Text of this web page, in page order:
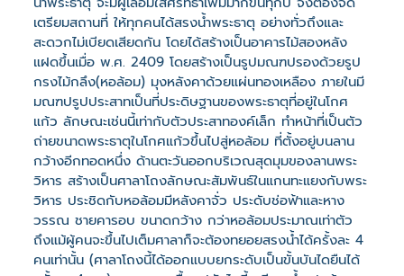
เตรียมสถานที่ ให้ทุกคนได้สรงน้ำพระธาตุ อย่างทั่วถึงและ
สะดวกไม่เบียดเสียดกัน โดยได้สร้างเป็นอาคารไม้สองหลัง
แฝดขึ้นเมื่อ พ.ศ. 2409 โดยสร้างเป็นรูปมณฑปรองด้วยรูป
กรงไม้กลึง(หอล้อม) มุงหลังคาด้วยแผ่นทองเหลือง ภายในมี
มณฑปรูปประสาทเป็นที่ประดิษฐานของพระธาตุที่อยู่ในโกศ
แก้ว ลักษณะเช่นนี้เท่ากับตัวประสาทองค์เล็ก ทำหน้าที่เป็นตัว
ถ่ายขนาดพระธาตุในโกศแก้วขึ้นไปสู่หอล้อม ที่ตั้งอยู่บนลาน
กว้างอีกทอดหนึ่ง ด้านตะวันออกบริเวณสุดมุมของลานพระ
วิหาร สร้างเป็นศาลาโถงลักษณะสัมพันธ์ในแกนทะแยงกับพระ
วิหาร ประชิดกับหอล้อมมีหลังคาจั่ว ประดับช่อฟ้าและหาง
วรรณ ชายคารอบ ขนาดกว้าง กว่าหอล้อมประมาณเท่าตัว
ถึงแม้ผู้คนจะขึ้นไปเต็มศาลาก็จะต้องทยอยสรงน้ำได้ครั้งละ 4
คนเท่านั้น (ศาลาโถงนี้ได้ออกแบบยกระดับเป็นขั้นบันไดยืนได้